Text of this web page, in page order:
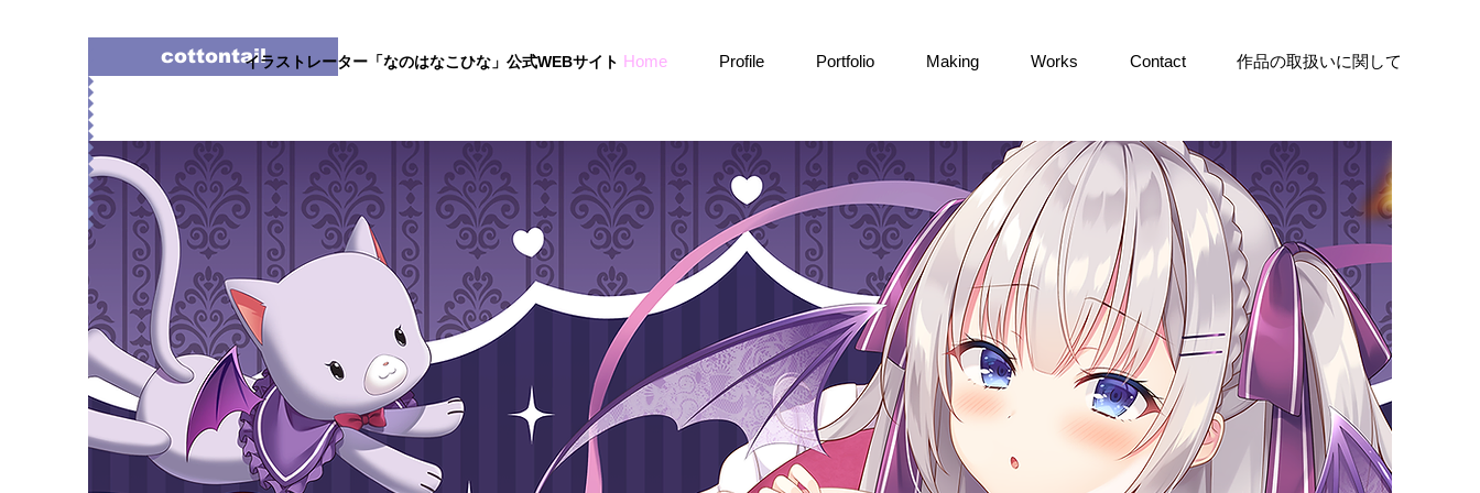
cottontailイラストレーター「なのはなこひな」公式WEBサイト Home Profile Portfolio Making Works Contact 作品の取扱いに関して